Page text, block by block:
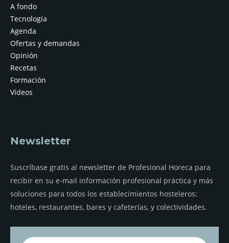
A fondo
Tecnología
Agenda
Ofertas y demandas
Opinión
Recetas
Formación
Vídeos
Newsletter
Suscríbase gratis al newsletter de Profesional Horeca para
recibir en su e-mail información profesional práctica y más
soluciones para todos los establecimientos hosteleros:
hoteles, restaurantes, bares y cafeterías, y colectividades.